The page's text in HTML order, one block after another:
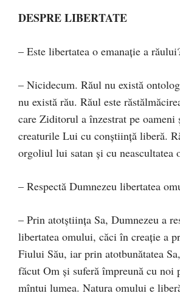
DESPRE LIBERTATE
– Este libertatea o emanaţie a
– Nicidecum. Răul nu există
nu există rău. Răul este
care Ziditorul a înzestrat pe oameni
creaturile Lui cu conştiinţă liberă.
orgoliul lui satan şi cu neascultatea
– Respectă Dumnezeu libertatea
– Prin atotştiinţa Sa, Dumnezeu a
libertatea omului, căci în creaţie a
Fiului Său, iar prin atotbunătatea
făcut Om şi suferă împreună cu noi
mîntui lumea. Natura omului e